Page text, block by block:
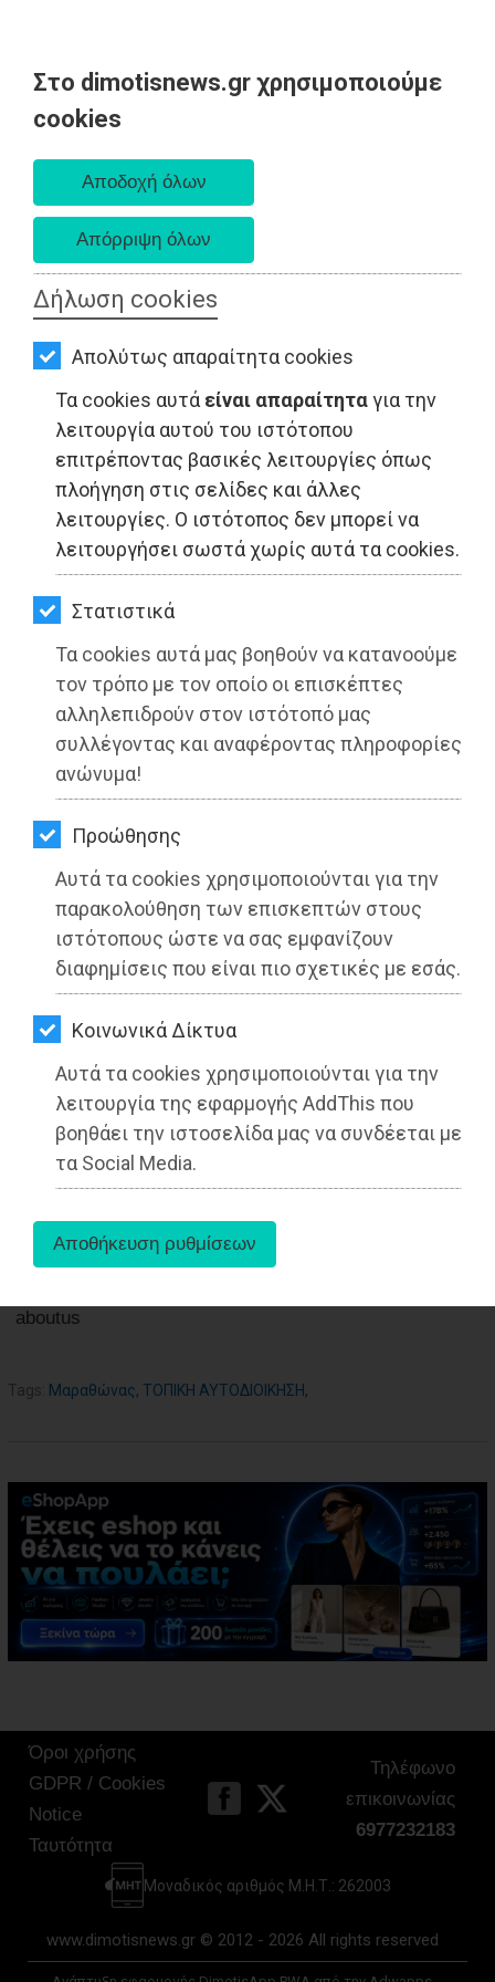
Στο dimotisnews.gr χρησιμοποιούμε
cookies
Δήλωση cookies
Απολύτως απαραίτητα cookies
Τα cookies αυτά είναι απαραίτηταγια την
λειτουργία αυτού του ιστότοπου
επιτρέποντας βασικές λειτουργίες όπως
πλοήγηση στις σελίδες και άλλες
λειτουργίες. Ο ιστότοπος δεν μπορεί να
λειτουργήσει σωστά χωρίς αυτά τα cookies.
Στατιστικά
Τα cookies αυτά μας βοηθούν να κατανοούμε
τον τρόπο με τον οποίο οι επισκέπτες
αλληλεπιδρούν στον ιστότοπό μας
συλλέγοντας και αναφέροντας πληροφορίες
ανώνυμα!
Προώθησης
Αυτά τα cookies χρησιμοποιούνται για την
παρακολούθηση των επισκεπτών στους
ιστότοπους ώστε να σας εμφανίζουν
διαφημίσεις που είναι πιο σχετικές με εσάς.
Kοινωνικά Δίκτυα
Αυτά τα cookies χρησιμοποιούνται για την
λειτουργία της εφαρμογής AddThis που
βοηθάει την ιστοσελίδα μας να συνδέεται με
τα Social Media.
AΡΧΙΚΗ
ΕΙΔΗΣΕΙΣ
ΠΟΛΙΤΙΚΗ
ΤΟΠΙΚΗ
ΑΥΤΟΔΙΟΙΚΗΣΗ
ΟΙΚΟΝΟΜΙΑ
ΑΘΛΗΤΙΣΜΟΣ
ΠΟΛΙΤΙΣΜΟΣ
ΣΠΙΤΙ-
ΚΗΠΟΣ
ΥΓΕΙΑ
LIFESTYLE
ΤΑΞΙΔΙΑ
ΕΞΟΔΟΣ
ΠΕΡΙΒΑΛΛΟΝ
ΚΑΤΟΙΚΙΔΙΟ
ΑΓΓΕΛΙΕΣ
ΕΦΗΜΕΡΙΔΕΣ
OΔΗΓΟΣ
ΑΓΟΡΑΣ
ΨΙΘΥΡΟΙ
ΑΠΟΣΤΟΛΗ
ΑΡΘΡΩΝ
ΤΟΠΙΚΗ ΑΥΤΟΔΙΟΙΚΗΣΗ - Μαραθώνας
Οδηγίες λόγω των έκτακτων και
επικίνδυνων καιρικών φαινομένων
από την Γενική Γραμματεία Πολιτικής
Προστασίας
Διαβάστηκε 3474 φορές
27-05-2025
Από τo Dimotisnews
aboutus
Tags: Μαραθώνας, ΤΟΠΙΚΗ ΑΥΤΟΔΙΟΙΚΗΣΗ,
Όροι χρήσης
GDPR / Cookies
Notice
Ταυτότητα
Τηλέφωνο
επικοινωνίας
6977232183
Μοναδικός αριθμός Μ.Η.Τ.: 262003
www.dimotisnews.gr © 2012 - 2026 All rights reserved